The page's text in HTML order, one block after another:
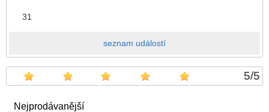
31
seznam událostí
5/5
Nejprodávanější